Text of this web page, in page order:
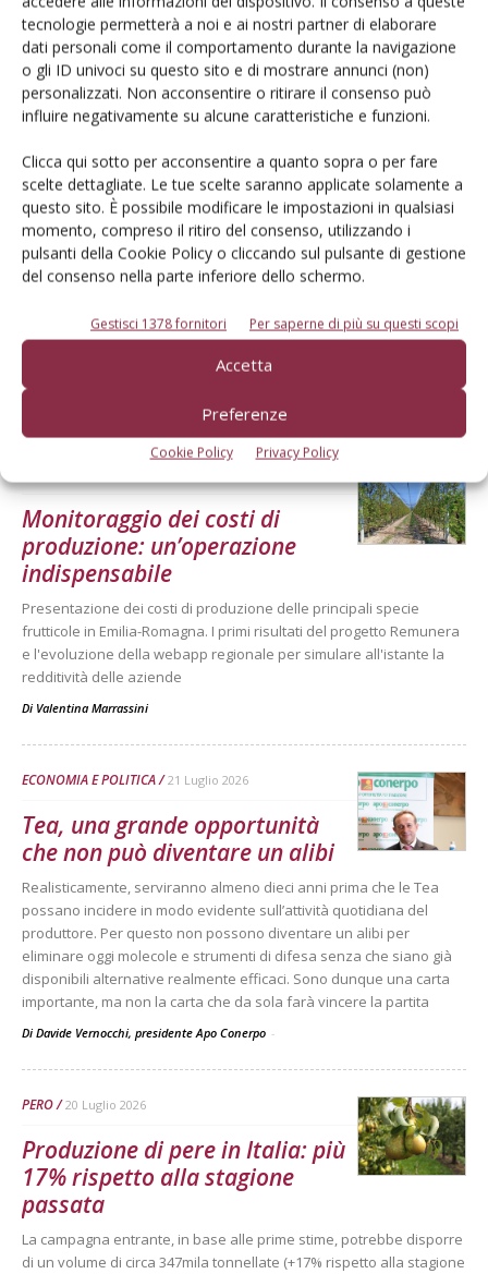
tecnologie permetterà a noi e ai nostri partner di elaborare
dati personali come il comportamento durante la navigazione
o gli ID univoci su questo sito e di mostrare annunci (non)
personalizzati. Non acconsentire o ritirare il consenso può
influire negativamente su alcune caratteristiche e funzioni.
Clicca qui sotto per acconsentire a quanto sopra o per fare
scelte dettagliate. Le tue scelte saranno applicate solamente a
questo sito. È possibile modificare le impostazioni in qualsiasi
momento, compreso il ritiro del consenso, utilizzando i
pulsanti della Cookie Policy o cliccando sul pulsante di gestione
del consenso nella parte inferiore dello schermo.
Gestisci 1378 fornitori Per saperne di più su questi scopi
Accetta
Preferenze
Cookie Policy Privacy Policy
Dalla stessa categoria
MELO 6 Agosto 2026
Mele, la produzione europea
scenderà sotto i 10 milioni di
tonnellate
Secondo le previsioni di Prognosfruit 2026, pesano nel bilancio gli
eventi climatici estremi. Ma le prospettive di mercato sono buone
Monitoraggio dei costi di
produzione: un’operazione
indispensabile
Presentazione dei costi di produzione delle principali specie
frutticole in Emilia-Romagna. I primi risultati del progetto Remunera
e l'evoluzione della webapp regionale per simulare all'istante la
redditività delle aziende
Di Valentina Marrassini
ECONOMIA E POLITICA 21 Luglio 2026
Tea, una grande opportunità
che non può diventare un alibi
Realisticamente, serviranno almeno dieci anni prima che le Tea
possano incidere in modo evidente sull’attività quotidiana del
produttore. Per questo non possono diventare un alibi per
eliminare oggi molecole e strumenti di difesa senza che siano già
disponibili alternative realmente efficaci. Sono dunque una carta
importante, ma non la carta che da sola farà vincere la partita
Di Davide Vernocchi, presidente Apo Conerpo -
PERO 20 Luglio 2026
Produzione di pere in Italia: più
17% rispetto alla stagione
passata
La campagna entrante, in base alle prime stime, potrebbe disporre
di un volume di circa 347mila tonnellate (+17% rispetto alla stagione